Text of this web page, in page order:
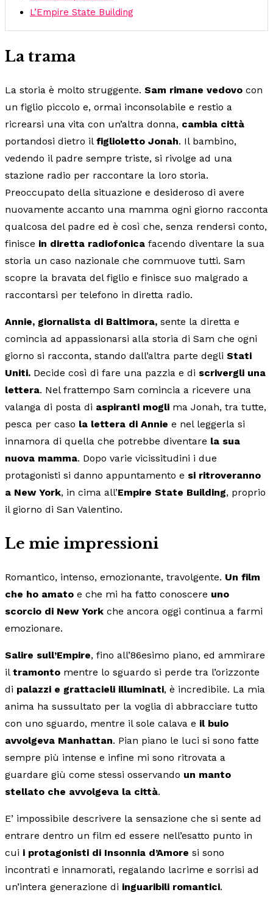
L’Empire State Building
La trama
La storia è molto struggente. Sam rimane vedovo con
un figlio piccolo e, ormai inconsolabile e restio a
ricrearsi una vita con un’altra donna, cambia città
portandosi dietro il figlioletto Jonah. Il bambino,
vedendo il padre sempre triste, si rivolge ad una
stazione radio per raccontare la loro storia.
Preoccupato della situazione e desideroso di avere
nuovamente accanto una mamma ogni giorno racconta
qualcosa del padre ed è così che, senza rendersi conto,
finisce in diretta radiofonica facendo diventare la sua
storia un caso nazionale che commuove tutti. Sam
scopre la bravata del figlio e finisce suo malgrado a
raccontarsi per telefono in diretta radio.
Annie, giornalista di Baltimora, sente la diretta e
comincia ad appassionarsi alla storia di Sam che ogni
giorno si racconta, stando dall’altra parte degli Stati
Uniti. Decide così di fare una pazzia e di scrivergli una
lettera. Nel frattempo Sam comincia a ricevere una
valanga di posta di aspiranti mogli ma Jonah, tra tutte,
pesca per caso la lettera di Annie e nel leggerla si
innamora di quella che potrebbe diventare la sua
nuova mamma. Dopo varie vicissitudini i due
protagonisti si danno appuntamento e si ritroveranno
a New York, in cima all’Empire State Building, proprio
il giorno di San Valentino.
Le mie impressioni
Romantico, intenso, emozionante, travolgente. Un film
che ho amato e che mi ha fatto conoscere uno
scorcio di New York che ancora oggi continua a farmi
emozionare.
Salire sull’Empire, fino all’86esimo piano, ed ammirare
il tramonto mentre lo sguardo si perde tra l’orizzonte
di palazzi e grattacieli illuminati, è incredibile. La mia
anima ha sussultato per la voglia di abbracciare tutto
con uno sguardo, mentre il sole calava e il buio
avvolgeva Manhattan. Pian piano le luci si sono fatte
sempre più intense e infine mi sono ritrovata a
guardare giù come stessi osservando un manto
stellato che avvolgeva la città.
E’ impossibile descrivere la sensazione che si sente ad
entrare dentro un film ed essere nell’esatto punto in
cui i protagonisti di Insonnia d’Amore si sono
incontrati e innamorati, regalando lacrime e sorrisi ad
un’intera generazione di inguaribili romantici.